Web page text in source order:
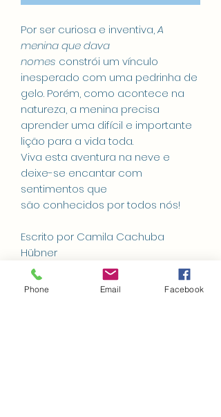
Por ser curiosa e inventiva,A
menina que dava
nomes constrói um vínculo
inesperado com uma pedrinha de
gelo. Porém, como acontece na
natureza, a menina precisa
aprender uma difícil e importante
lição para a vida toda.
Viva esta aventura na neve e
deixe-se encantar com
sentimentos que
são conhecidos por todos nós!
Escrito por Camila Cachuba
Hübner
Ilustrado por Larissa Virgilli
24 p. 20 x 22 cm PTBR 2024
Phone Email Facebook